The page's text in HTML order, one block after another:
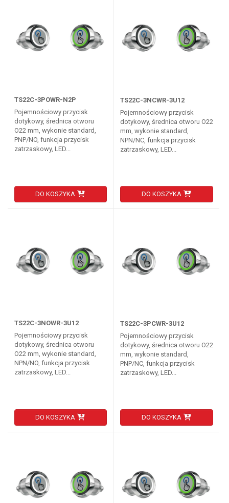
TS22C-3POWR-N2P
Pojemnościowy przycisk
dotykowy, średnica otworu
O22 mm, wykonie standard,
PNP/NO, funkcja przycisk
zatrzaskowy, LED...
DO KOSZYKA
TS22C-3NCWR-3U12
Pojemnościowy przycisk
dotykowy, średnica otworu O22
mm, wykonie standard,
NPN/NC, funkcja przycisk
zatrzaskowy, LED...
DO KOSZYKA
TS22C-3NOWR-3U12
Pojemnościowy przycisk
dotykowy, średnica otworu
O22 mm, wykonie standard,
NPN/NO, funkcja przycisk
zatrzaskowy, LED...
DO KOSZYKA
TS22C-3PCWR-3U12
Pojemnościowy przycisk
dotykowy, średnica otworu O22
mm, wykonie standard,
PNP/NC, funkcja przycisk
zatrzaskowy, LED...
DO KOSZYKA